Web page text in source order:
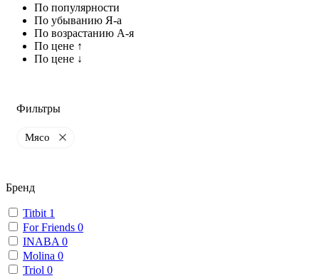
По популярности
По убыванию Я-а
По возрастанию А-я
По цене ↑
По цене ↓
Фильтры
Мясо
Бренд
Titbit 1
For Friends 0
INABA 0
Molina 0
Triol 0